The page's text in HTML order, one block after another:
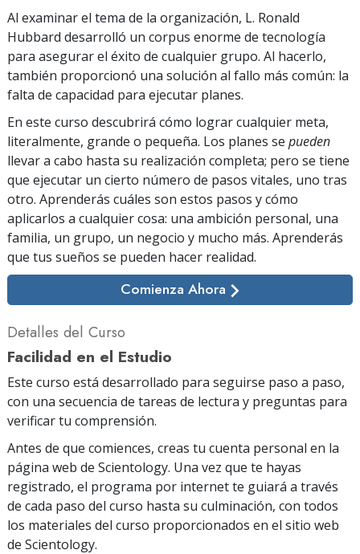
Al examinar el tema de la organización, L. Ronald
Hubbard desarrolló un corpus enorme de tecnología
para asegurar el éxito de cualquier grupo. Al hacerlo,
también proporcionó una solución al fallo más común: la
falta de capacidad para ejecutar planes.
En este curso descubrirá cómo lograr cualquier meta,
literalmente, grande o pequeña. Los planes se pueden
llevar a cabo hasta su realización completa; pero se tiene
que ejecutar un cierto número de pasos vitales, uno tras
otro. Aprenderás cuáles son estos pasos y cómo
aplicarlos a cualquier cosa: una ambición personal, una
familia, un grupo, un negocio y mucho más. Aprenderás
que tus sueños se pueden hacer realidad.
Comienza Ahora
Detalles del Curso
Facilidad en el Estudio
Este curso está desarrollado para seguirse paso a paso,
con una secuencia de tareas de lectura y preguntas para
verificar tu comprensión.
Antes de que comiences, creas tu cuenta personal en la
página web de Scientology. Una vez que te hayas
registrado, el programa por internet te guiará a través
de cada paso del curso hasta su culminación, con todos
los materiales del curso proporcionados en el sitio web
de Scientology.